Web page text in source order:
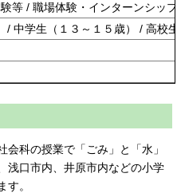
等 / 職場体験・インターンシッ
/ 中学生（１３～１５歳） / 高校
科の授業で「ごみ」と「水」
浅口市内、井原市内などの小学
す。